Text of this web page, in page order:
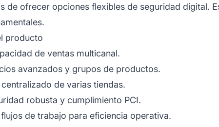
de ofrecer opciones flexibles de seguridad digital.
producto
de ventas multicanal.
avanzados y grupos de productos.
de varias tiendas.
robusta y cumplimiento PCI.
de trabajo para eficiencia operativa.